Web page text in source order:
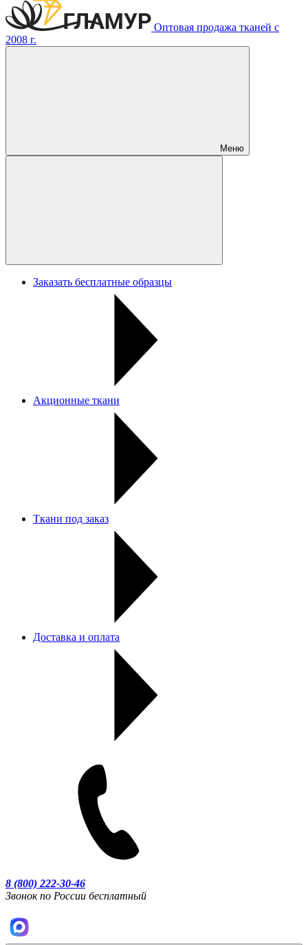
Оптовая продажа тканей с
2008 г.
Меню
Заказать бесплатные образцы
Акционные ткани
Ткани под заказ
Доставка и оплата
8 (800) 222-30-46
Звонок по России бесплатный